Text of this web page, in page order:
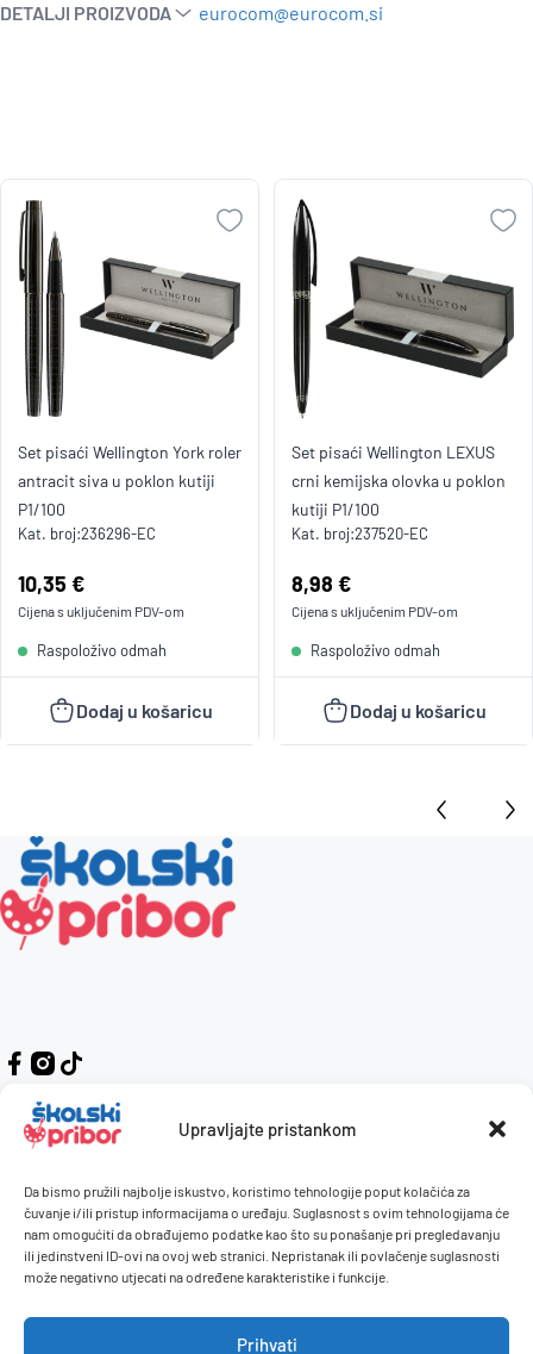
Upravljajte pristankom
Da bismo pružili najbolje iskustvo, koristimo tehnologije poput kolačića za
čuvanje i/ili pristup informacijama o uređaju. Suglasnost s ovim tehnologijama će
nam omogućiti da obrađujemo podatke kao što su ponašanje pri pregledavanju
ili jedinstveni ID-ovi na ovoj web stranici. Nepristanak ili povlačenje suglasnosti
može negativno utjecati na određene karakteristike i funkcije.
Prihvati
DETALJI PROIZVODA
eurocom@eurocom.si
Set pisaći Wellington York roler
antracit siva u poklon kutiji
P1/100
Kat. broj:236296-EC
Cijena:
10,35 €
Cijena s uključenim PDV-om
Raspoloživo odmah
Dodaj u košaricu
Set pisaći Wellington LEXUS
crni kemijska olovka u poklon
kutiji P1/100
Kat. broj:237520-EC
Cijena:
8,98 €
Cijena s uključenim PDV-om
Raspoloživo odmah
Dodaj u košaricu
Kontakt
O nama
Naručivanje i plaćanje
Uvjeti korištenja
Pravilnik giveaway
Politika privatnosti